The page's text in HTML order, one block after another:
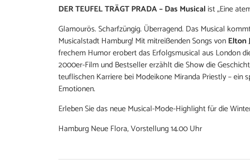
DER TEUFEL TRÄGT PRADA – Das Musical ist „Eine
Glamourös. Scharfzüngig. Überragend. Das Musical
Musicalstadt Hamburg! Mit mitreißenden Songs vonElton
frechem Humor erobert das Erfolgsmusical aus London
2000er-Film und Bestseller erzählt die Show die
teuflischen Karriere bei Modeikone Miranda Priestly – ein
Emotionen.
Erleben Sie das neue Musical-Mode-Highlight für die
Hamburg Neue Flora, Vorstellung 14.00 Uhr